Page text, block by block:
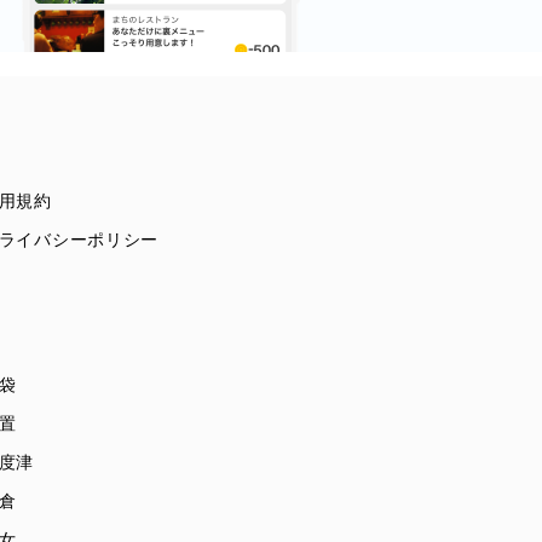
規約
イバシーポリシー
津